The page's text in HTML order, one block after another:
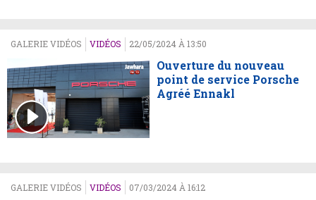
GALERIE VIDÉOS VIDÉOS 22/05/2024 À 13:50
Ouverture du nouveau
point de service Porsche
Agréé Ennakl
GALERIE VIDÉOS VIDÉOS 07/03/2024 À 16:12